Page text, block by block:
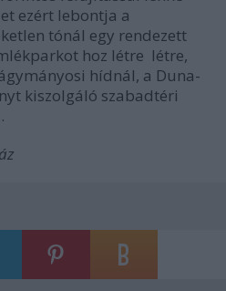
ezért lebontja a
tónál egy rendezett
hoz létre létre,
hídnál, a Duna-
kiszolgáló szabadtéri